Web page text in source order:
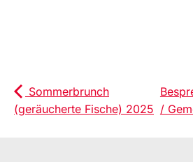
Sommerbrunch
(geräucherte Fische) 2025 /